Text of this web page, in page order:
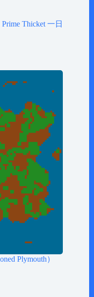
Thicket 一日
Plymouth）